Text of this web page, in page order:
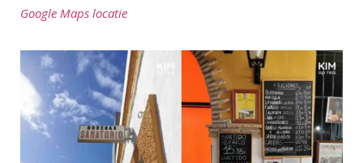
Google Maps locatie